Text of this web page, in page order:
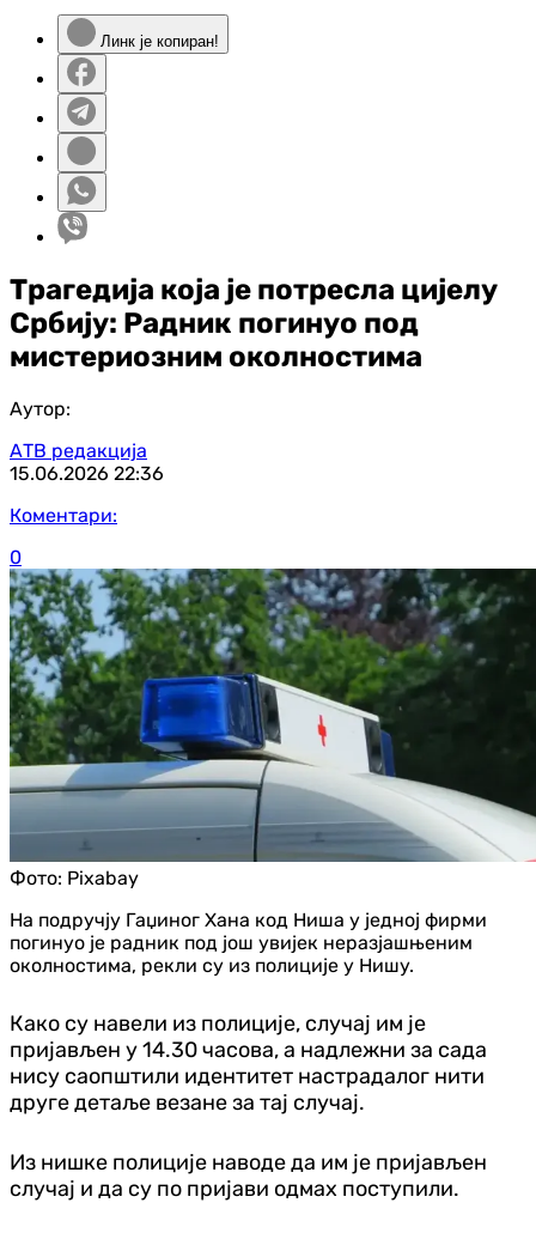
Линк је копиран!
Трагедија која је потресла цијелу
Србију: Радник погинуо под
мистериозним околностима
Аутор:
АТВ редакција
15.06.2026 22:36
Коментари:
0
Фото: Pixabay
На подручју Гаџиног Хана код Ниша у једној фирми
погинуо је радник под још увијек неразјашњеним
околностима, рекли су из полиције у Нишу.
Како су навели из полиције, случај им је
пријављен у 14.30 часова, а надлежни за сада
нису саопштили идентитет настрадалог нити
друге детаље везане за тај случај.
Из нишке полиције наводе да им је пријављен
случај и да су по пријави одмах поступили.